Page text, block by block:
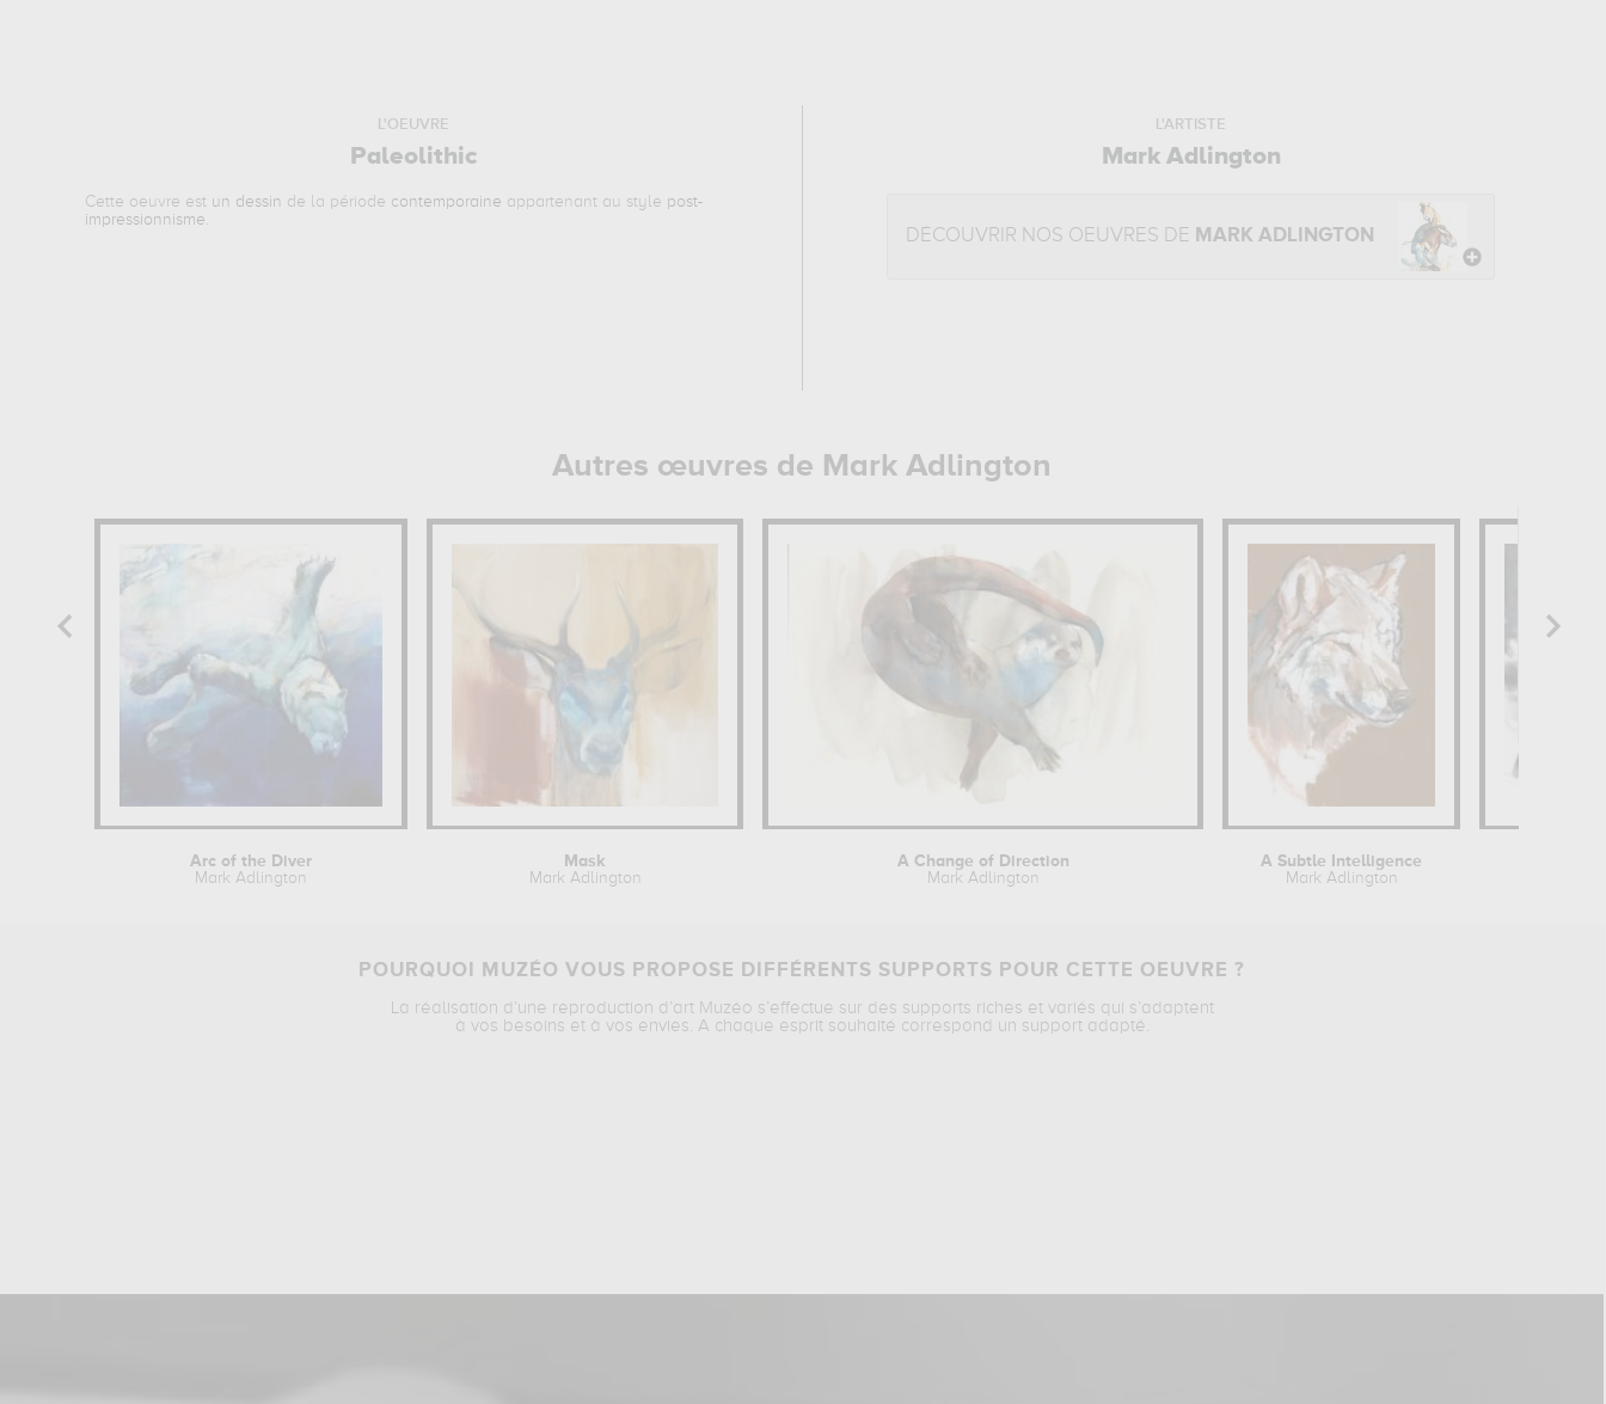
L'OEUVRE
Paleolithic
Cette oeuvre est un dessin de la période contemporaine appartenant au style post-
impressionnisme.
L'ARTISTE
Mark Adlington
DÉCOUVRIR NOS OEUVRES DE MARK ADLINGTON
Autres œuvres de Mark Adlington
Arc of the Diver
Mark Adlington
Mask
Mark Adlington
A Change of Direction
Mark Adlington
A Subtle Intelligence
Mark Adlington
POURQUOI MUZÉO VOUS PROPOSE DIFFÉRENTS SUPPORTS POUR CETTE OEUVRE ?
La réalisation d’une reproduction d’art Muzéo s’effectue sur des supports riches et variés qui s’adaptent
à vos besoins et à vos envies. A chaque esprit souhaité correspond un support adapté.